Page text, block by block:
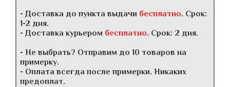
- Доставка до пункта выдачи бесплатно. Срок:
1-2 дня.
- Доставка курьером бесплатно. Срок: 2 дня.
- Не выбрать? Отправим до 10 товаров на
примерку.
- Оплата всегда после примерки. Никаких
предоплат.